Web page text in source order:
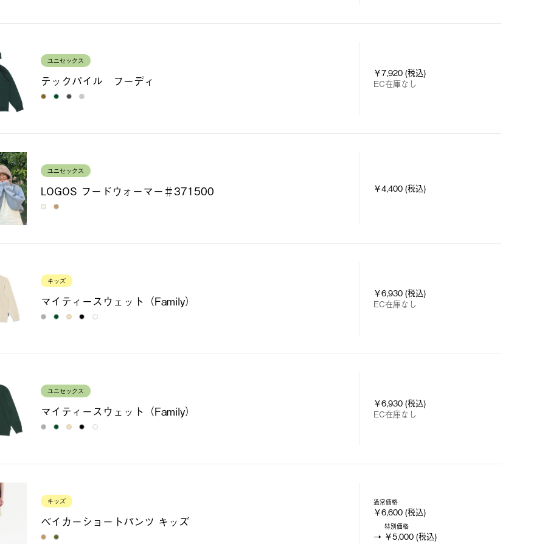
ユニセックス
テックパイル フーディ
￥7,920 (税込)
EC在庫なし
ユニセックス
LOGOS フードウォーマー＃371500 ￥4,400 (税込)
キッズ
マイティースウェット（Family）
￥6,930 (税込)
EC在庫なし
ユニセックス
マイティースウェット（Family）
￥6,930 (税込)
EC在庫なし
キッズ
ベイカーショートパンツ キッズ
通常価格
￥6,600 (税込)
特別価格
￥5,000 (税込)